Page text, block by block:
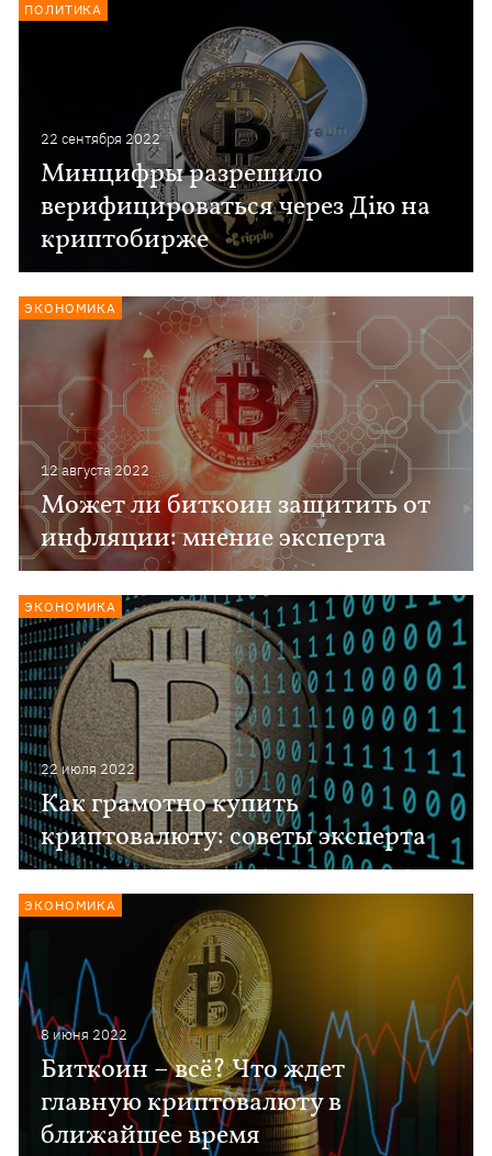
22 сентября 2022
Минцифры разрешило
верифицироваться через Дію на
криптобирже
ПОЛИТИКА
12 августа 2022
Может ли биткоин защитить от
инфляции: мнение эксперта
ЭКОНОМИКА
22 июля 2022
Как грамотно купить
криптовалюту: советы эксперта
ЭКОНОМИКА
8 июня 2022
Биткоин – всё? Что ждет
главную криптовалюту в
ближайшее время
ЭКОНОМИКА